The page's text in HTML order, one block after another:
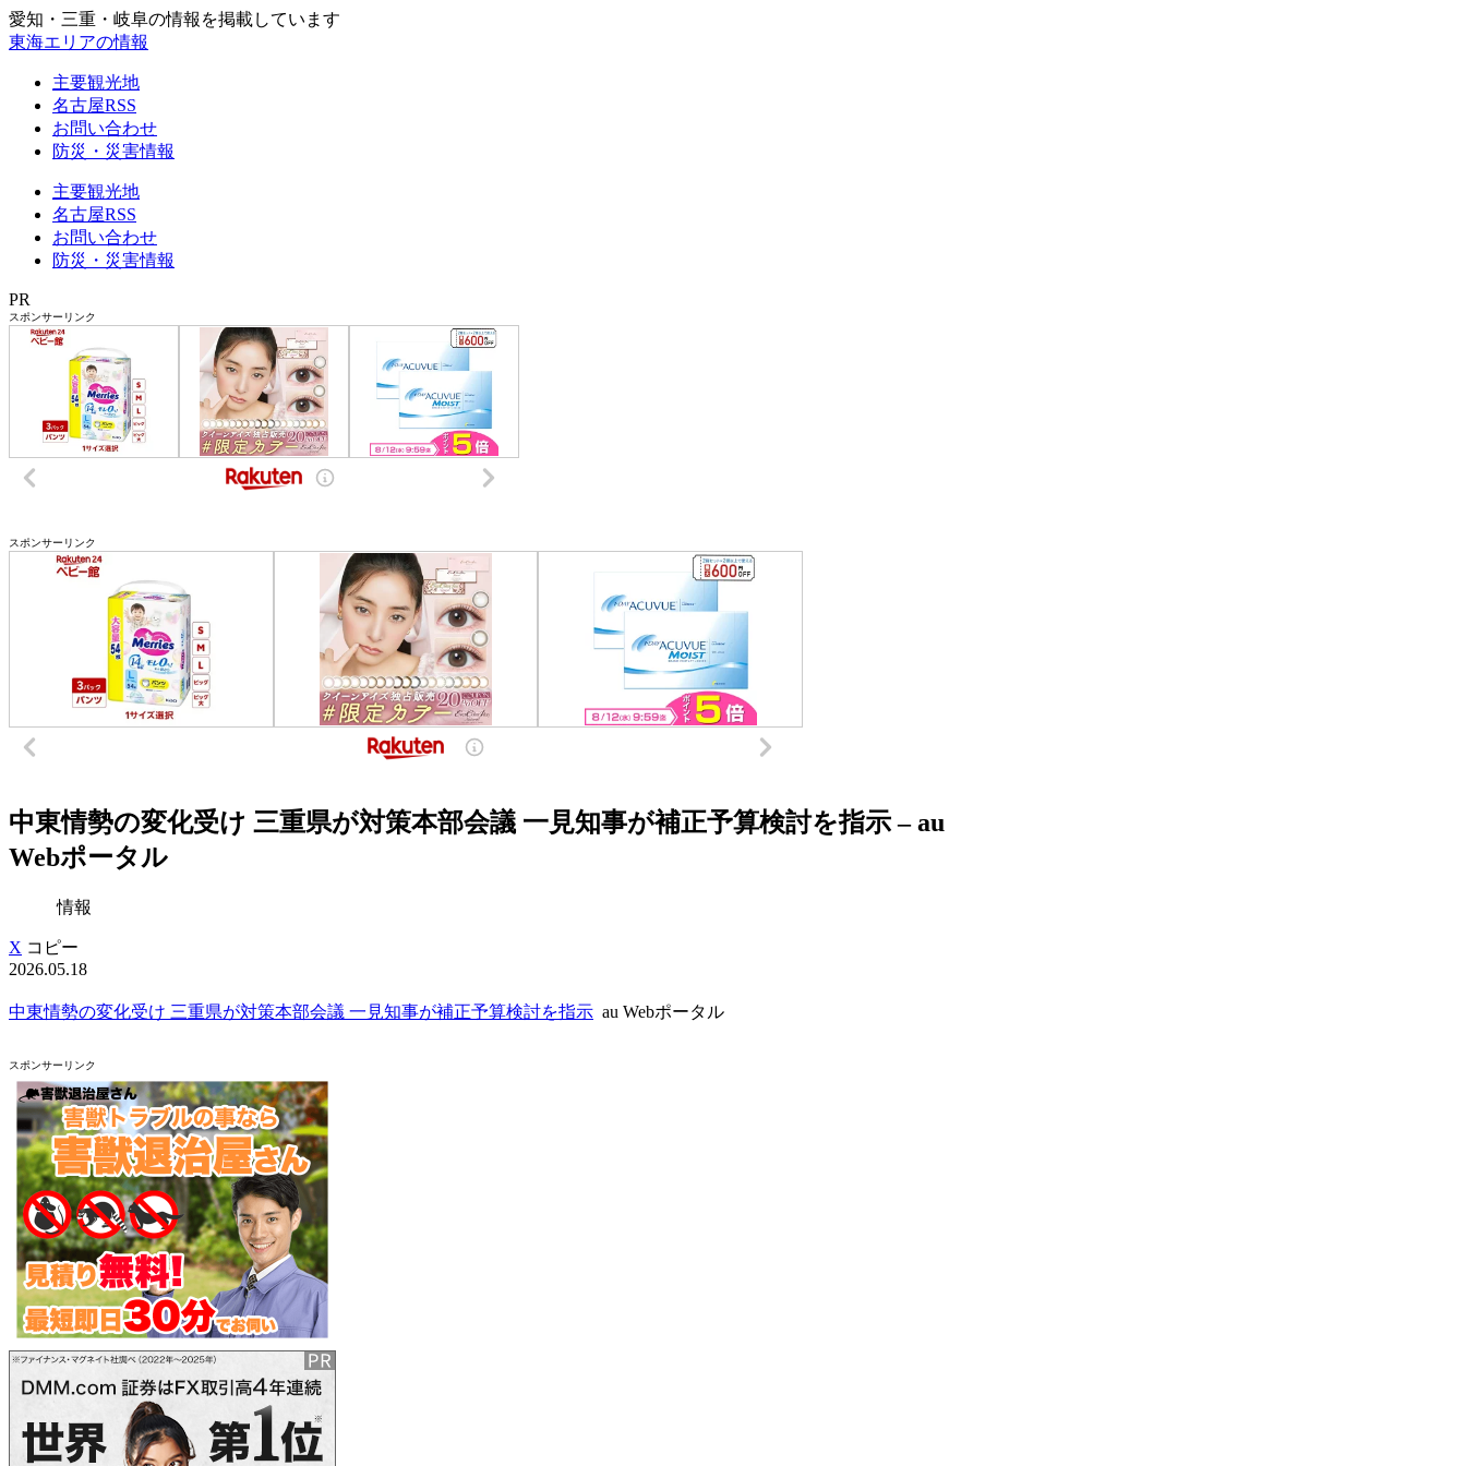
愛知・三重・岐阜の情報を掲載しています
東海エリアの情報
主要観光地
名古屋RSS
お問い合わせ
防災・災害情報
主要観光地
名古屋RSS
お問い合わせ
防災・災害情報
PR
スポンサーリンク
スポンサーリンク
中東情勢の変化受け 三重県が対策本部会議 一見知事が補正予算検討を指示 – au
Webポータル
情報
X コピー
2026.05.18
中東情勢の変化受け 三重県が対策本部会議 一見知事が補正予算検討を指示 au Webポータル
スポンサーリンク